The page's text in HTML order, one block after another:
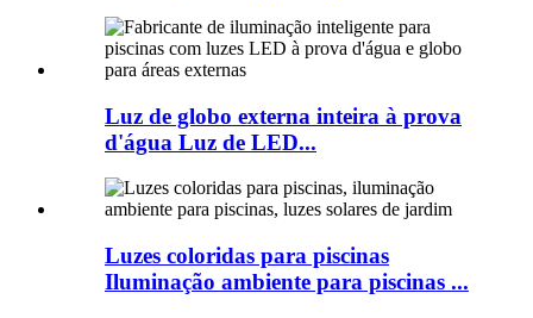
Luz de globo externa inteira à prova
d'água Luz de LED...
Luzes coloridas para piscinas
Iluminação ambiente para piscinas ...